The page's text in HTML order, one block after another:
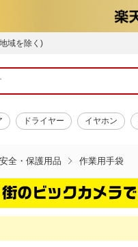
域を除く)
ドライヤー イヤホン
安全・保護用品 作業用手袋